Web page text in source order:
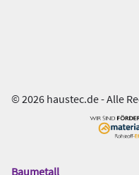
© 2026 haustec.de - Alle
Baumetall